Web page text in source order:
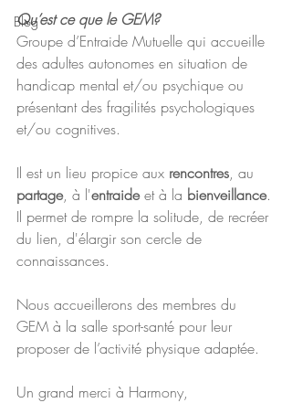
Blog
Qu’est ce que le GEM?
Groupe d’Entraide Mutuelle qui accueille
des adultes autonomes en situation de
handicap mental et/ou psychique ou
présentant des fragilités psychologiques
et/ou cognitives.
Il est un lieu propice aux rencontres, au
partage, à l'entraide et à la bienveillance.
Il permet de rompre la solitude, de recréer
du lien, d'élargir son cercle de
connaissances.
Nous accueillerons des membres du
GEM à la salle sport-santé pour leur
proposer de l’activité physique adaptée.
Un grand merci à Harmony,